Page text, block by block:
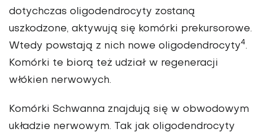
dotychczas oligodendrocyty zostaną
uszkodzone, aktywują się komórki prekursorowe.
Wtedy powstają z nich nowe oligodendrocyty4.
Komórki te biorą też udział w regeneracji
włókien nerwowych.
Komórki Schwanna znajdują się w obwodowym
układzie nerwowym. Tak jak oligodendrocyty